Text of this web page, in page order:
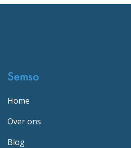
Semso
Home
Over ons
Blog